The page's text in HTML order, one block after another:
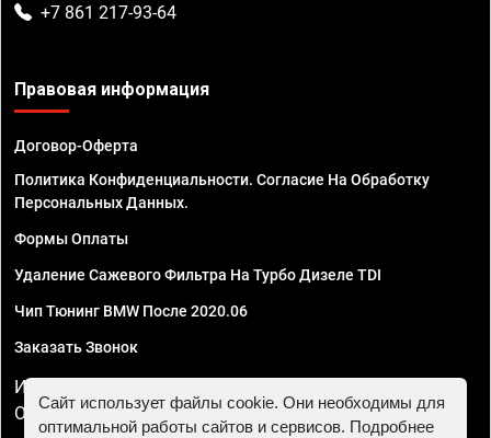
+7 861 217-93-64
Правовая информация
Договор-Оферта
Политика Конфиденциальности. Согласие На Обработку
Персональных Данных.
Формы Оплаты
Удаление Сажевого Фильтра На Турбо Дизеле TDI
Чип Тюнинг BMW После 2020.06
Заказать Звонок
ИП Смирнов Георгий Павлович. ИНН 781302555843,
ОГРНИП 324470400032610
Сайт использует файлы cookie. Они необходимы для
оптимальной работы сайтов и сервисов. Подробнее